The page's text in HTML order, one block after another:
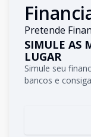
Pretende
SIMULE AS
LUGAR
Simule seu
bancos e